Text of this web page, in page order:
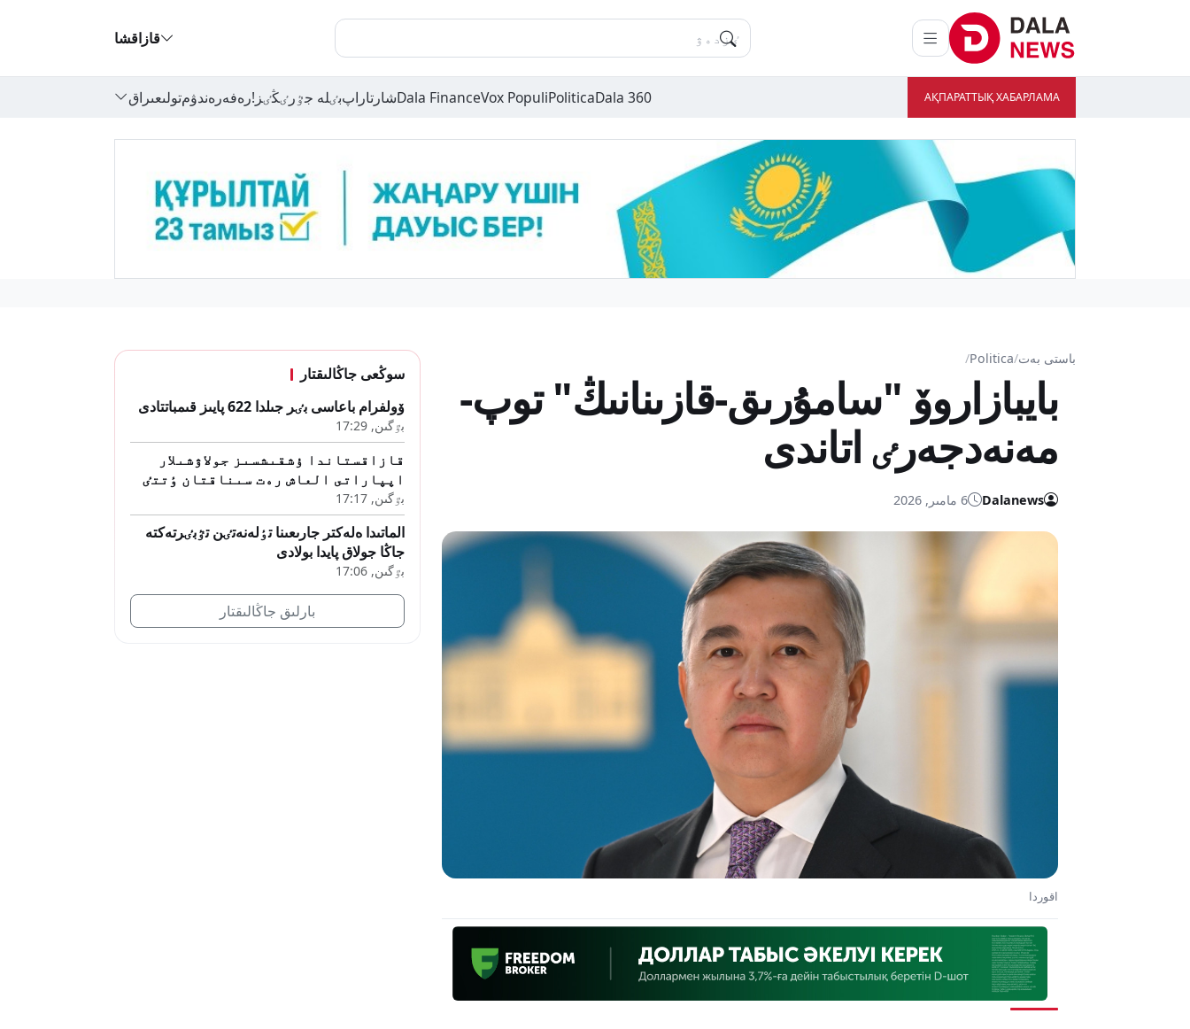
قازاقشا
АҚПАРАТТЫҚ ХАБАРЛАМА
Dala 360
Politica
Vox Populi
Dala Financeشارتاراپبٸلە جٷرٸڭٸز!رەفەرەندۋمتولىعىراق
باستى بەت/
Politica
/
بايبازاروۆ "سامۇرىق-قازىنانىڭ" توپ-
مەنەدجەرٸ اتاندى
Dalanews 6 مامىر, 2026
اقوردا
سوڭعى جاڭالىقتار
ۆولفرام باعاسى بٸر جىلدا 622 پايىز قىمباتتادى
بٷگىن, 17:29
قازاقستاندا ۇشقىشسىز جولاۋشىلار
اپپاراتى العاش رەت سىناقتان ٶتتٸ
بٷگىن, 17:17
الماتىدا ەلەكتر جارىعىنا تٶلەنەتٸن تٷبٸرتەكتە
جاڭا جولاق پايدا بولادى
بٷگىن, 17:06
بارلىق جاڭالىقتار